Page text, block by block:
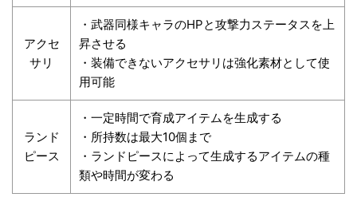
アクセ
サリ
・武器同様キャラのHPと攻撃力ステータスを上
昇させる
・装備できないアクセサリは強化素材として使
用可能
ランド
ピース
・一定時間で育成アイテムを生成する
・所持数は最大10個まで
・ランドピースによって生成するアイテムの種
類や時間が変わる